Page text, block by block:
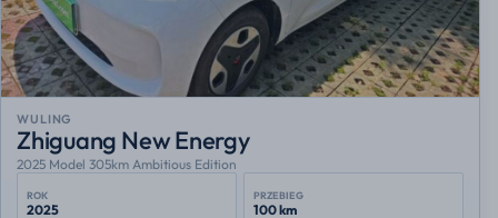
WULING
Zhiguang New Energy
2025 Model 305km Ambitious Edition
ROK
2025
PRZEBIEG
100 km